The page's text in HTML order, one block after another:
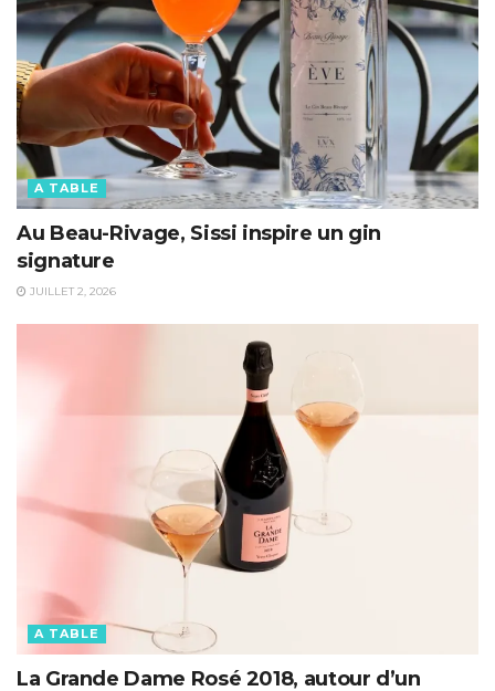
A TABLE
Au Beau-Rivage, Sissi inspire un gin
signature
JUILLET 2, 2026
A TABLE
La Grande Dame Rosé 2018, autour d’un